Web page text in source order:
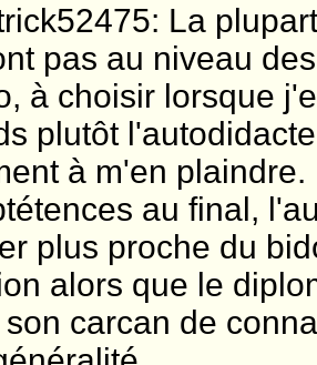
La
pas au niveau
à choisir lorsque
plutôt
à m'en
au final,
plus proche du
alors que le
carcan de